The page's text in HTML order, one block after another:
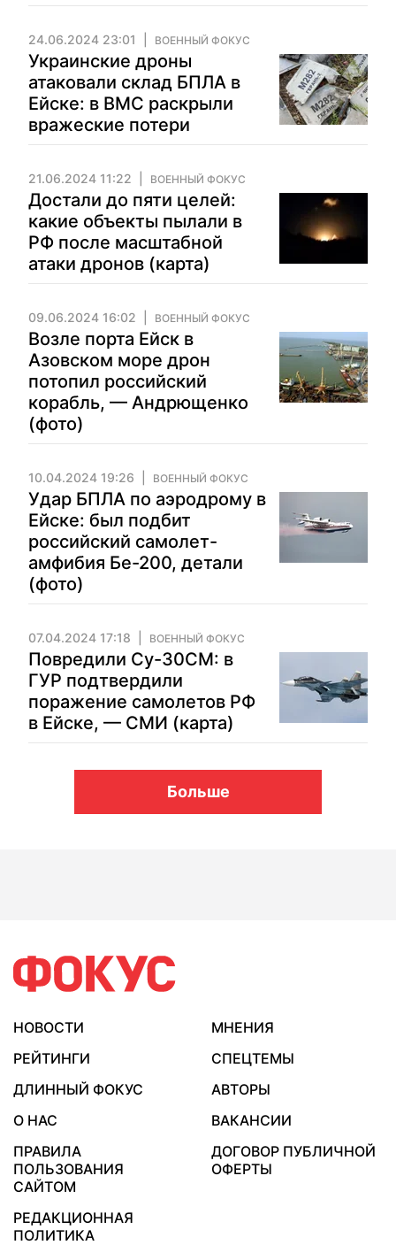
24.06.2024 23:01 ВОЕННЫЙ ФОКУС
Украинские дроны
атаковали склад БПЛА в
Ейске: в ВМС раскрыли
вражеские потери
21.06.2024 11:22 ВОЕННЫЙ ФОКУС
Достали до пяти целей:
какие объекты пылали в
РФ после масштабной
атаки дронов (карта)
09.06.2024 16:02 ВОЕННЫЙ ФОКУС
Возле порта Ейск в
Азовском море дрон
потопил российский
корабль, — Андрющенко
(фото)
10.04.2024 19:26 ВОЕННЫЙ ФОКУС
Удар БПЛА по аэродрому в
Ейске: был подбит
российский самолет-
амфибия Бе-200, детали
(фото)
07.04.2024 17:18 ВОЕННЫЙ ФОКУС
Повредили Су-30СМ: в
ГУР подтвердили
поражение самолетов РФ
в Ейске, — СМИ (карта)
Больше
НОВОСТИ
МНЕНИЯ
РЕЙТИНГИ
СПЕЦТЕМЫ
ДЛИННЫЙ ФОКУС
АВТОРЫ
О НАС
ВАКАНСИИ
ПРАВИЛА
ПОЛЬЗОВАНИЯ
САЙТОМ
ДОГОВОР ПУБЛИЧНОЙ
ОФЕРТЫ
РЕДАКЦИОННАЯ
ПОЛИТИКА